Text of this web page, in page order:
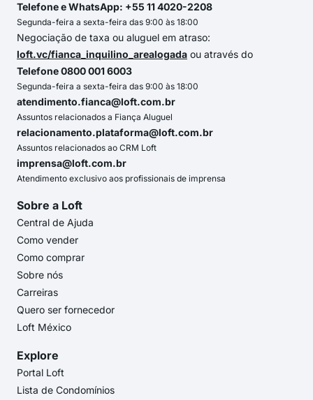
Telefone e WhatsApp: +55 11 4020-2208
Segunda-feira a sexta-feira das 9:00 às 18:00
Negociação de taxa ou aluguel em atraso:
loft.vc/fianca_inquilino_arealogada ou através do
Telefone 0800 001 6003
Segunda-feira a sexta-feira das 9:00 às 18:00
atendimento.fianca@loft.com.br
Assuntos relacionados a Fiança Aluguel
relacionamento.plataforma@loft.com.br
Assuntos relacionados ao CRM Loft
imprensa@loft.com.br
Atendimento exclusivo aos profissionais de imprensa
Sobre a Loft
Central de Ajuda
Como vender
Como comprar
Sobre nós
Carreiras
Quero ser fornecedor
Loft México
Explore
Portal Loft
Lista de Condomínios